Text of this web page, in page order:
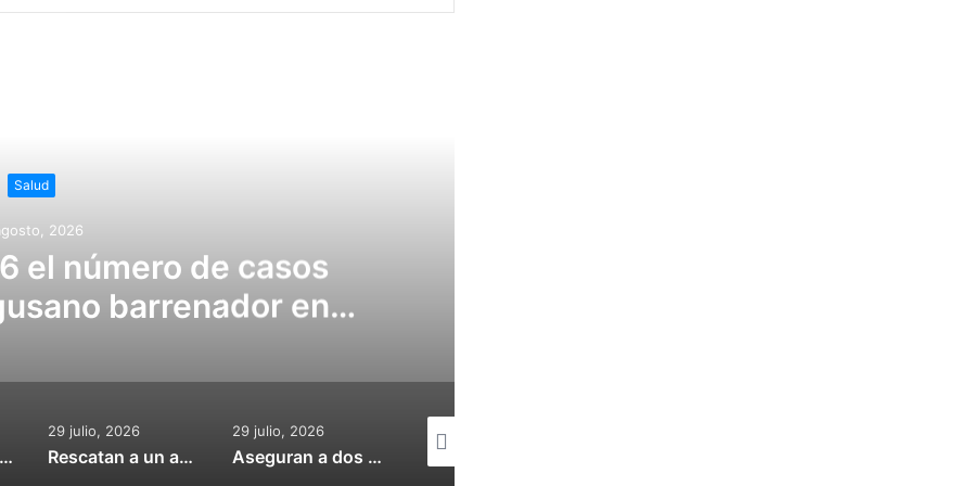
Salud
2026
el número de casos
barrenador en
Julio Menchaca consolida integración de ocho municipios hidalguenses a la ZMVM
29 julio, 2026
Rescatan a un adulto y dos menores de “secuestro virtual” en Tulancingo
29 julio, 2026
Aseguran a dos personas y desarticulan presunta “narcotiendita” en Pachuca
27 julio, 2026